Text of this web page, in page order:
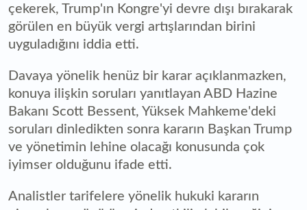
çekerek, Trump'ın Kongre'yi devre dışı bırakarak
görülen en büyük vergi artışlarından birini
uyguladığını iddia etti.
Davaya yönelik henüz bir karar açıklanmazken,
konuya ilişkin soruları yanıtlayan ABD Hazine
Bakanı Scott Bessent, Yüksek Mahkeme'deki
soruları dinledikten sonra kararın Başkan Trump
ve yönetimin lehine olacağı konusunda çok
iyimser olduğunu ifade etti.
Analistler tarifelere yönelik hukuki kararın